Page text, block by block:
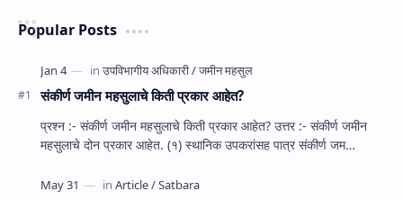
Popular Posts
संकीर्ण जमीन महसुलाचे किती प्रकार आहेत?
प्रश्‍न :- संकीर्ण जमीन महसुलाचे किती प्रकार आहेत? उत्तर :- संकीर्ण जमीन
महसुलाचे दोन प्रकार आहेत. (१) स्‍थानिक उपकरांसह पात्र संकीर्ण जम…